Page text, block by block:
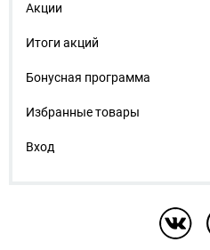
Акции
Итоги акций
Бонусная программа
Избранные товары
Вход